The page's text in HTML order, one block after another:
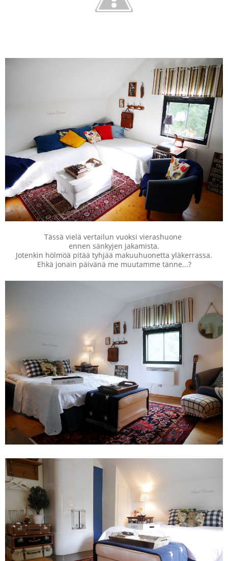
Tässä vielä vertailun vuoksi vierashuone
ennen sänkyjen jakamista.
Jotenkin hölmöä pitää tyhjää makuuhuonetta yläkerrassa.
Ehkä jonain päivänä me muutamme tänne...?